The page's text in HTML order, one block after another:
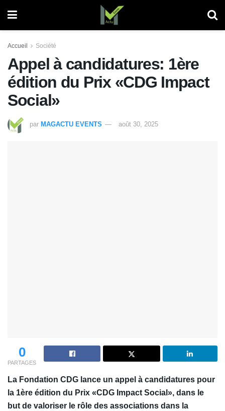
Accueil Société
Appel à candidatures: 1ère
édition du Prix «CDG Impact
Social»
par MAGACTU EVENTS août 30, 2025
0
PARTAGES
La Fondation CDG lance un appel à candidatures pour
la 1ère édition du Prix «CDG Impact Social», dans le
but de valoriser le rôle des associations dans la